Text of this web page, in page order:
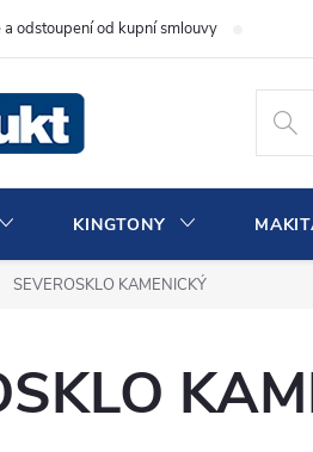
a odstoupení od kupní smlouvy
KINGTONY
SEVEROSKLO KAMENICKÝ